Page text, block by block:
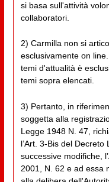
si basa sull'attività
collaboratori.
2) Carmilla non si
esclusivamente on
temi d'attualità è
temi sopra elencati.
3) Pertanto, in
soggetta alla
Legge 1948 N. 47,
l’Art. 3-Bis del
successive modifiche,
2001, N. 62 e ad essa